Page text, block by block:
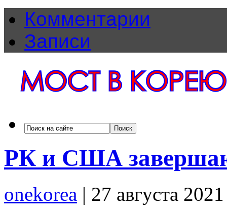
Комментарии
Записи
РК и США
onekorea | 27 августа 2021